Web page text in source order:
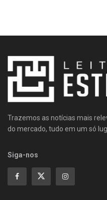
Trazemos as notícias mais
do mercado, tudo em um só
Siga-nos